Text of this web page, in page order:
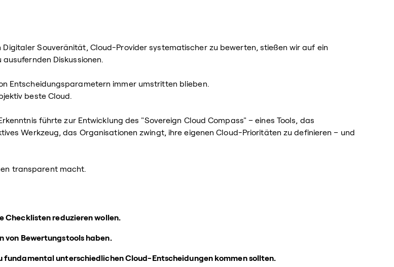
Souveränität, Cloud-Provider systematischer zu bewerten, stießen wir auf ein
Diskussionen.
Entscheidungsparametern immer umstritten blieben.
beste Cloud.
führte zur Entwicklung des "Sovereign Cloud Compass" – eines Tools, das
Werkzeug, das Organisationen zwingt, ihre eigenen Cloud-Prioritäten zu definieren – und
transparent macht.
Checklisten reduzieren wollen.
von Bewertungstools haben.
unterschiedlichen Cloud-Entscheidungen kommen sollten.